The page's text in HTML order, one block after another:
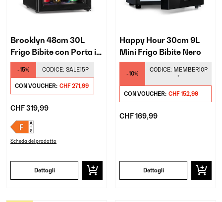
Brooklyn 48cm 30L
Frigo Bibite con Porta in
Vetro Nero
-15% CODICE: SALE15P
CON VOUCHER: CHF 271,99
CHF 319,99
Scheda del prodotto
Dettagli
Happy Hour 30cm 9L
Mini Frigo Bibite Nero
-10%
CODICE: MEMBER10P
*
CON VOUCHER: CHF 152,99
CHF 169,99
Dettagli